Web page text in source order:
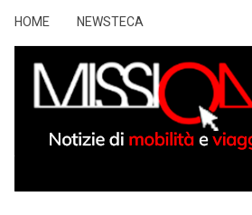
HOME NEWSTECA